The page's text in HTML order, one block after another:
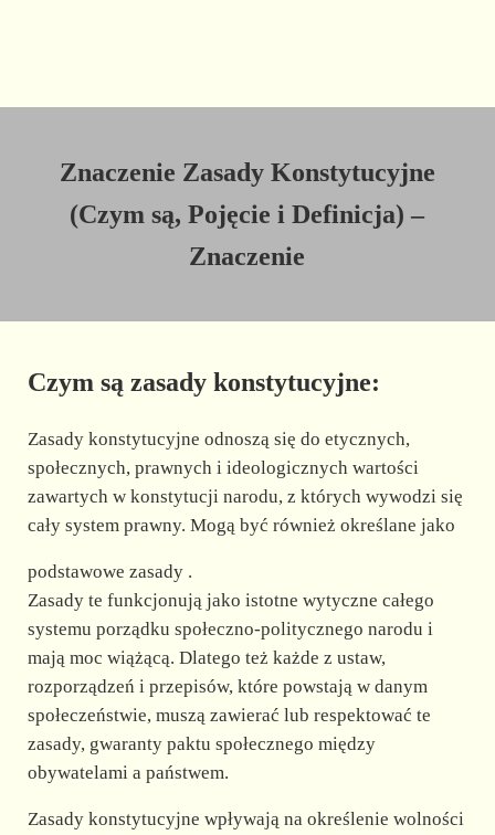
Znaczenie Zasady Konstytucyjne
(Czym są, Pojęcie i Definicja) –
Znaczenie
Czym są zasady konstytucyjne:
Zasady konstytucyjne odnoszą się do etycznych,
społecznych, prawnych i ideologicznych wartości
zawartych w konstytucji narodu, z których wywodzi się
cały system prawny. Mogą być również określane jako
podstawowe zasady .
Zasady te funkcjonują jako istotne wytyczne całego
systemu porządku społeczno-politycznego narodu i
mają moc wiążącą. Dlatego też każde z ustaw,
rozporządzeń i przepisów, które powstają w danym
społeczeństwie, muszą zawierać lub respektować te
zasady, gwaranty paktu społecznego między
obywatelami a państwem.
Zasady konstytucyjne wpływają na określenie wolności